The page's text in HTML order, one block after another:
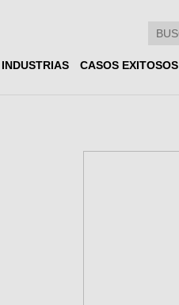
INDUSTRIAS CASOS EXITOSOS